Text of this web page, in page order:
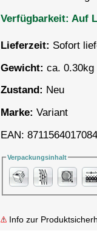
Verfügbarkeit: Auf
Lieferzeit: Sofort
Gewicht: ca. 0.30kg
Zustand: Neu
Marke: Variant
EAN: 8711564017084
Verpackungsinhalt
Info zur